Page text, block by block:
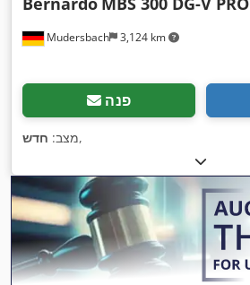
Mudersbach 3,124 km
פנה
מצב: חדש ,